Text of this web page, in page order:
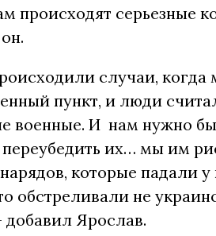
происходят серьезные
случаи,
пункт, и люди
военные. И нам нужно
их… мы им
которые падали
обстреливали не
Ярослав.